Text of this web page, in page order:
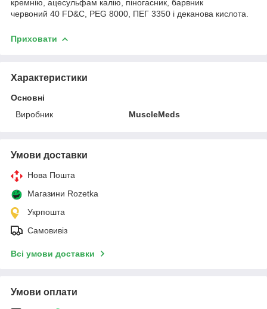
кремнію, ацесульфам калію, піногасник, барвник
червоний 40 FD&C, PEG 8000, ПЕГ 3350 і деканова кислота.
Приховати
Характеристики
Основні
Виробник
MuscleMeds
Умови доставки
Нова Пошта
Магазини Rozetka
Укрпошта
Самовивіз
Всі умови доставки
Умови оплати